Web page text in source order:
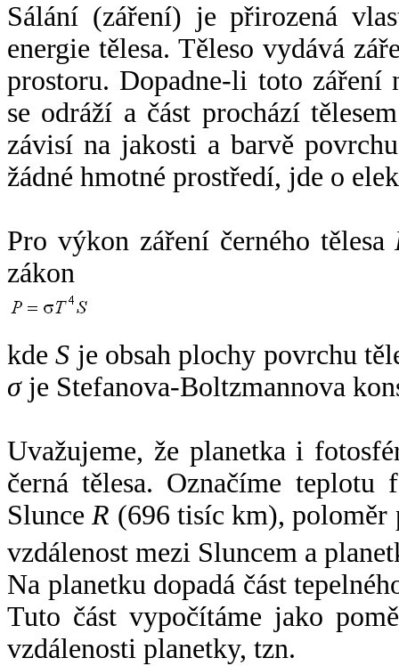
Sálání (záření) je přirozená
energie tělesa. Těleso vydává
prostoru. Dopadne-li toto záření
se odráží a část prochází
závisí na jakosti a barvě
žádné hmotné prostředí, jde o
Pro výkon záření černého tělesa
zákon
kdeS je obsah plochy povrchu
σje Stefanova-Boltzmannova
Uvažujeme, že planetka i
černá tělesa. Označíme
SlunceR (696 tisíc km),
vzdálenost mezi Sluncem a
Na planetku dopadá část
Tuto část vypočítáme jako
vzdálenosti planetky, tzn.